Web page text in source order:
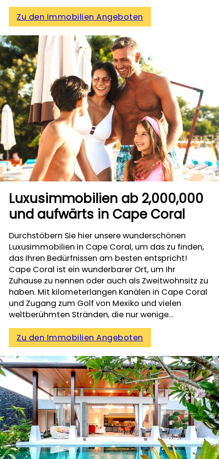
Zu den Immobilien Angeboten
Luxusimmobilien ab 2,000,000
und aufwärts in Cape Coral
Durchstöbern Sie hier unsere wunderschönen
Luxusimmobilien in Cape Coral, um das zu finden,
das Ihren Bedürfnissen am besten entspricht!
Cape Coral ist ein wunderbarer Ort, um Ihr
Zuhause zu nennen oder auch als Zweitwohnsitz zu
haben. Mit kilometerlangen Kanälen in Cape Coral
und Zugang zum Golf von Mexiko und vielen
weltberühmten Stränden, die nur wenige…
Zu den Immobilien Angeboten